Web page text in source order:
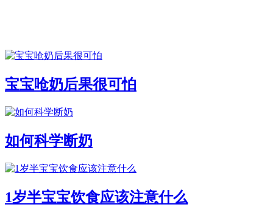
宝宝呛奶后果很可怕
如何科学断奶
1岁半宝宝饮食应该注意什么